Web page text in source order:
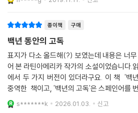
일하던 호세 아르카디아는, 집시가 전하여 준
나머지 거의 미치광이에 가까운 사람이 된다.
상적 의무와 책임을 포기한 채 오직 무익한 연
는 신의 존재를 증명하기 위하여 과학적 실험
한편 서른두 차례나 반정부 봉기에 참여하여
아우렐리아노 부엔디아 대령은, 진정한 의미
다는 오히려 '어릿광대'나 '단순한 모험가'와
간을 위해서는 책에
종이책 구매
백년 동안의 고독
표지가 다소 올드해(?) 보였는데 내용은 너
어 본 라틴아메리카 작가의 소설이었습니다.
에서 두 가지 버전이 있더라구요. 이 책 '백
중역한 책이고, '백년의 고독'은 스페인어를
에 따라 고르시면 될 것 같아요.
s*******k 2026.01.03. 신고